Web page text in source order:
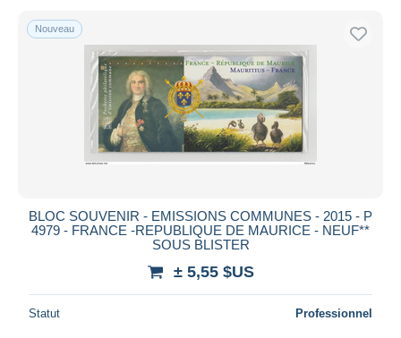
Nouveau
BLOC SOUVENIR - EMISSIONS COMMUNES - 2015 - P
4979 - FRANCE -REPUBLIQUE DE MAURICE - NEUF**
SOUS BLISTER
± 5,55 $US
Statut Professionnel